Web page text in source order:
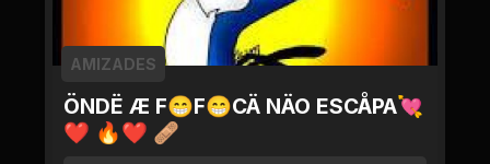
ÖNDË Æ F😁F😁CÄ NÄO ESCÅPA💘
❤ 🔥❤ 🩹
AMIZADES